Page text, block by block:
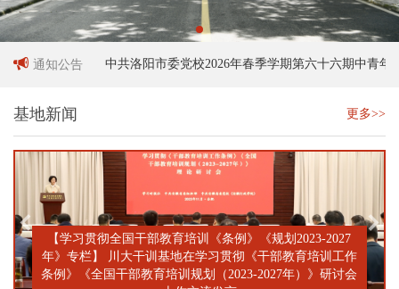
通知公告
事 中共洛阳市委党校2026年春季学期第六十六期中青年干
基地新闻 更多>>
【学习贯彻全国干部教育培训《条例》《规划2023-2027
年》专栏】 川大干训基地在学习贯彻《干部教育培训工作
条例》《全国干部教育培训规划（2023-2027年）》研讨会